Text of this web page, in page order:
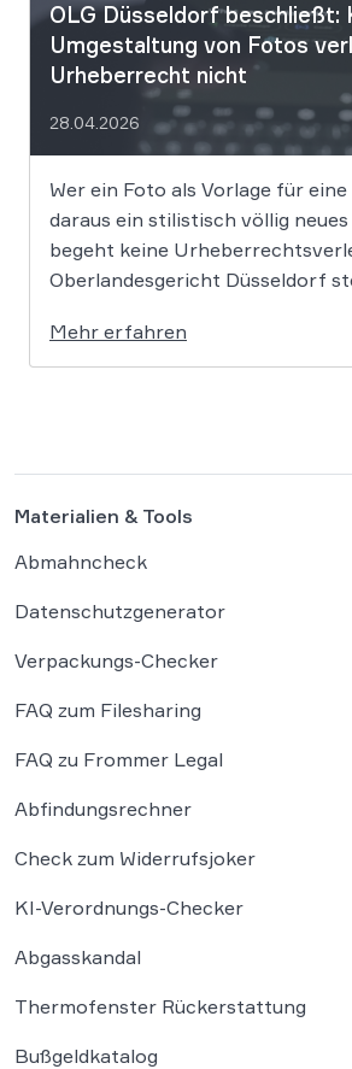
OLG Düsseldorf beschließt:
Umgestaltung von Fotos
Urheberrecht nicht
28.04.2026
Wer ein Foto als Vorlage für
daraus ein stilistisch völlig
begeht keine
Oberlandesgericht Düsseldorf
KI-gestützte Umgestaltung
die individuellen kreativen
Mehr erfahren
Materialien & Tools
Abmahncheck
Datenschutzgenerator
Verpackungs-Checker
FAQ zum Filesharing
FAQ zu Frommer Legal
Abfindungsrechner
Check zum Widerrufsjoker
KI-Verordnungs-Checker
Abgasskandal
Thermofenster Rückerstattung
Bußgeldkatalog